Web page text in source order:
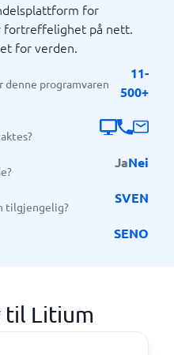
for
fortreffelighet på nett.
for verden.
denne programvaren
11-
500+
JaNei
tilgjengelig?
SVEN
SENO
Litium